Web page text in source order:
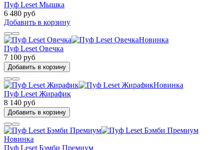
Пуф Leset Мышка
6 480 руб
Добавить в корзину
Новинка
Пуф Leset Овечка
7 100 руб
Добавить в корзину
Новинка
Пуф Leset Жирафик
8 140 руб
Добавить в корзину
Новинка
Пуф Leset Бэмби Премиум